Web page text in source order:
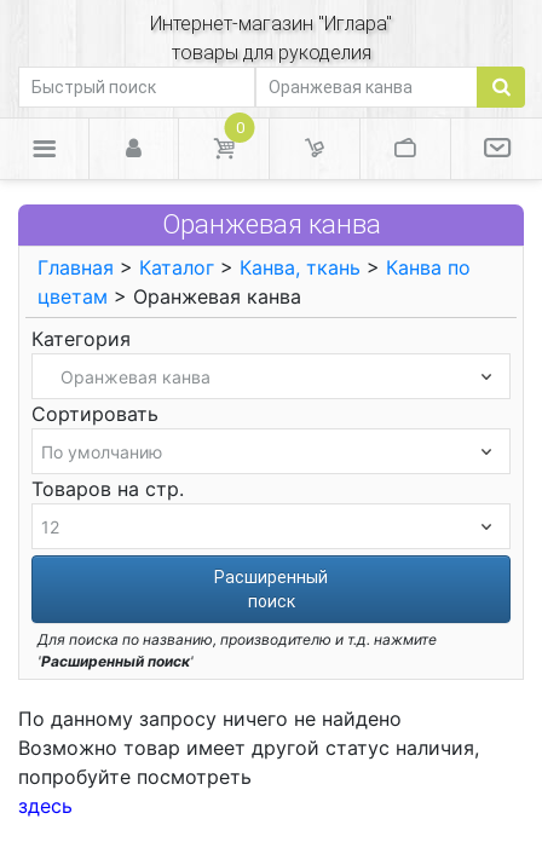
Интернет-магазин "Иглара"
товары для рукоделия
0
Оранжевая канва
Главная > Каталог > Канва, ткань > Канва по
цветам > Оранжевая канва
Категория
Сортировать
Товаров на стр.
Расширенный
поиск
Для поиска по названию, производителю и т.д. нажмите
'Расширенный поиск'
По данному запросу ничего не найдено
Возможно товар имеет другой статус наличия,
попробуйте посмотреть
здесь